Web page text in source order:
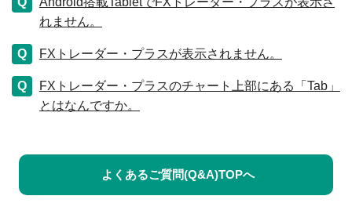
れません。
FXトレーダー・プラスが表示されません。
FXトレーダー・プラスのチャート上部にある「Tab」
とはなんですか。
よくあるご質問(Q&A)TOPへ